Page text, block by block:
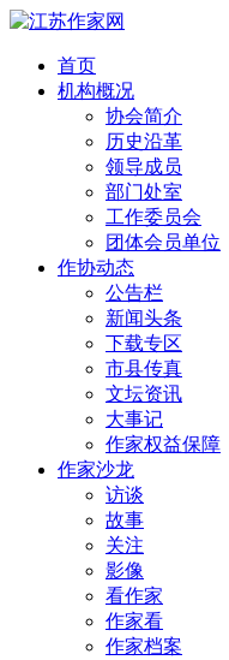
首页
机构概况
协会简介
历史沿革
领导成员
部门处室
工作委员会
团体会员单位
作协动态
公告栏
新闻头条
下载专区
市县传真
文坛资讯
大事记
作家权益保障
作家沙龙
访谈
故事
关注
影像
看作家
作家看
作家档案